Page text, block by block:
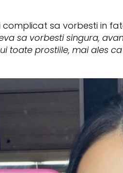
sa vorbesti in
sa vorbesti singura,
toate prostiile, mai ales